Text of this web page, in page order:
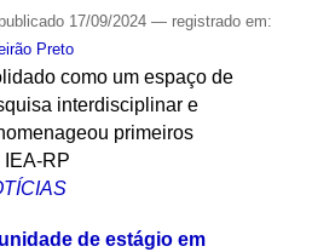
publicado17/09/2024 — registrado em:
Preto
como um espaço de
interdisciplinar e
primeiros
IEA-RP
de estágio em